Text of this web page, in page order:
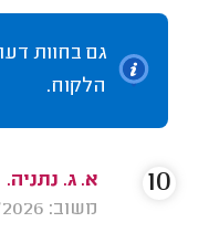
גם בחוות
הלקוח.
א. ג. נתניה.
משוב: 20/04/2026
10